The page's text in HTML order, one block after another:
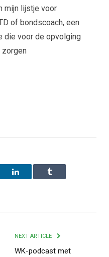
mijn lijstje voor
of bondscoach, een
die voor de opvolging
zorgen
LinkedIn Tumblr
NEXT ARTICLE
WK-podcast met